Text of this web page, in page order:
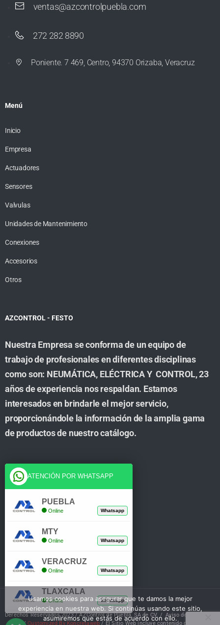
ventas@azcontrolpuebla.com
272 282 8890
Poniente. 7 469, Centro, 94370 Orizaba, Veracruz
Menú
Inicio
Empresa
Actuadores
Sensores
Valvulas
Unidades de Mantenimiento
Conexiones
Accesorios
Otros
AZCONTROL - FESTO
Nuestra Empresa se conforma de un equipo de
trabajo de profesionales en diferentes disciplinas
como son: NEUMÁTICA, ELÉCTRICA Y CONTROL, 23
años de experiencia nos respaldan. Estamos
interesados en brindarle el mejor servicio,
proporcionándole la información de la amplia gama
de productos de nuestro catálogo.
Cuenta
Tienda
Mi Cuenta
Derechos Reservados 2023 / AZControl de Puebla, SA de CV. /Aviso de Privacidad
/Customized By Koncretaweb / El Sitio Web incluye contenido de IA
Usamos cookies para asegurar que te damos la mejor
experiencia en nuestra web. Si continúas usando este sitio,
asumiremos que estás de acuerdo con ello.
ATENCIÓN POR WHATSAPP
PUEBLA
Online Whatsapp
MTY
Online Whatsapp
VERACRUZ
Online Whatsapp
TLAXCALA
Online Whatsapp